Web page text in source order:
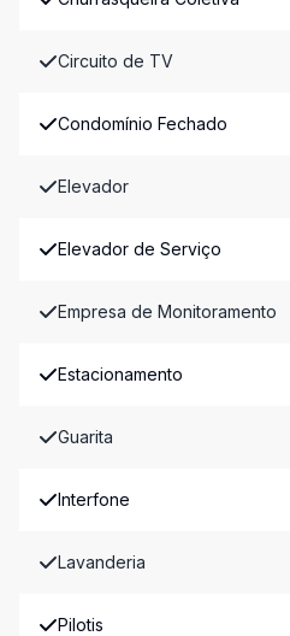
Circuito de TV
Condomínio Fechado
Elevador
Elevador de Serviço
Empresa de Monitoramento
Estacionamento
Guarita
Interfone
Lavanderia
Pilotis